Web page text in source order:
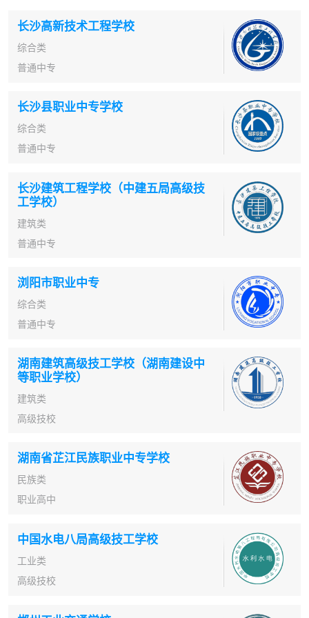
长沙高新技术工程学校
综合类
普通中专
长沙县职业中专学校
综合类
普通中专
长沙建筑工程学校（中建五局高级技
工学校）
建筑类
普通中专
浏阳市职业中专
综合类
普通中专
湖南建筑高级技工学校（湖南建设中
等职业学校）
建筑类
高级技校
湖南省芷江民族职业中专学校
民族类
职业高中
中国水电八局高级技工学校
工业类
高级技校